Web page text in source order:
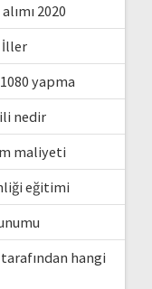
2020
İller
yapma
nedir
maliyeti
eğitimi
tarafından hangi